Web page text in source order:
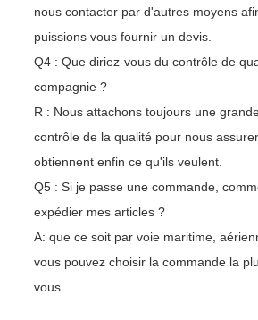
nous contacter par d'autres moyens
puissions vous fournir un devis.
Q4 : Que diriez-vous du contrôle de
compagnie ?
R : Nous attachons toujours une
contrôle de la qualité pour nous
obtiennent enfin ce qu'ils veulent.
Q5 : Si je passe une commande,
expédier mes articles ?
A: que ce soit par voie maritime,
vous pouvez choisir la commande la
vous.